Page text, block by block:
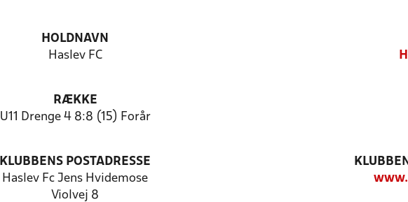
HOLDNAVN
Haslev FC
RÆKKE
U11 Drenge 4 8:8 (15) Forår
KLUBBENS POSTADRESSE
Haslev Fc Jens Hvidemose
Violvej 8